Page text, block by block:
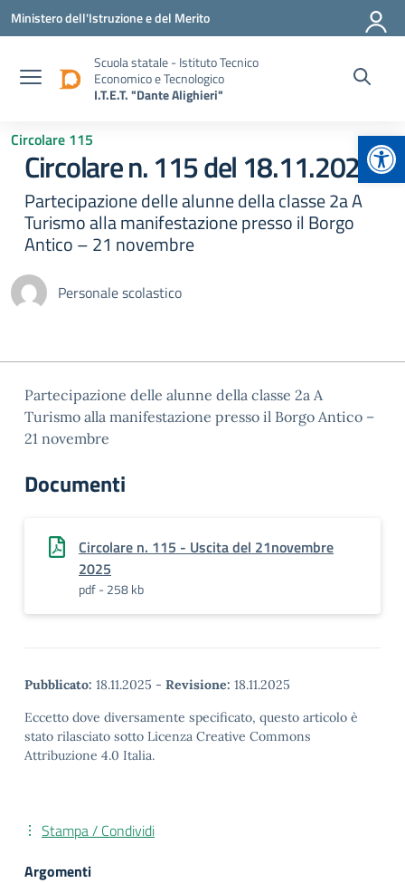
Vai ai contenuti
Vai al menu di navigazione
Vai al footer
Ministero dell'Istruzione e del Merito
Scuola statale - Istituto Tecnico
Economico e Tecnologico
I.T.E.T. "Dante Alighieri"
Circolare 115
Circolare n. 115 del 18.11.2025
Partecipazione delle alunne della classe 2a A
Turismo alla manifestazione presso il Borgo
Antico – 21 novembre
Personale scolastico
Partecipazione delle alunne della classe 2a A
Turismo alla manifestazione presso il Borgo Antico –
21 novembre
Documenti
Circolare n. 115 - Uscita del 21novembre
2025
pdf - 258 kb
Pubblicato: 18.11.2025 - Revisione: 18.11.2025
Eccetto dove diversamente specificato, questo articolo è
stato rilasciato sotto Licenza Creative Commons
Attribuzione 4.0 Italia.
Stampa / Condividi
Argomenti